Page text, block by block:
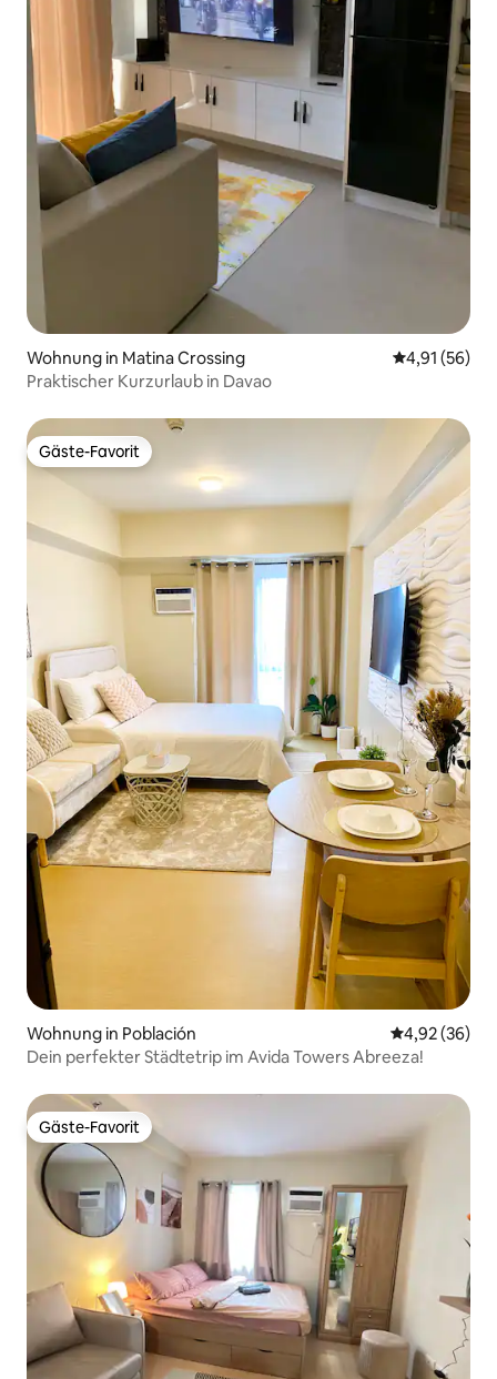
Wohnung in Matina Crossing
4,91 (56)
Praktischer Kurzurlaub in Davao
Gäste-Favorit
Gäste-Favorit
Wohnung in Población
4,92 (36)
Dein perfekter Städtetrip im Avida Towers Abreeza!
Gäste-Favorit
Gäste-Favorit